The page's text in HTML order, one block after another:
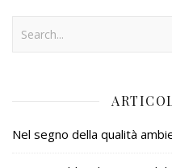
Nel segno della qualità